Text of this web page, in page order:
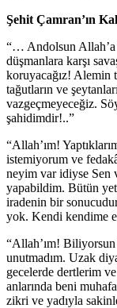
Şehit Çamran’ın
“… Andolsun Allah’a
düşmanlara karşı
koruyacağız! Alemin
tağutların ve
vazgeçmeyeceğiz.
şahidimdir!..”
“Allah’ım!
istemiyorum ve
neyim var idiyse Sen
yapabildim. Bütün
iradenin bir
yok. Kendi kendime
“Allah’ım!
unutmadım. Uzak
gecelerde dertlerim
anlarında beni
zikri ve yadıyla